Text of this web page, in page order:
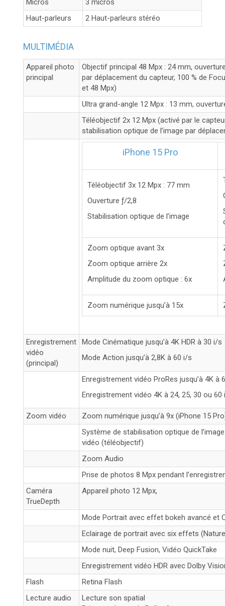
Micros
3 micros
Haut-parleurs
2 Haut-parleurs stéréo
MULTIMÉDIA
Appareil photo
principal
Objectif principal 48 Mpx : 24 mm,
par dépla­cement du capteur, 100 % de
et 48 Mpx)
Ultra grand-angle 12 Mpx : 13 mm,
Téléobjectif 2x 12 Mpx (activé par le
stabilisation optique de l’image par
iPhone 15 Pro
Téléobjectif 3x 12 Mpx : 77 mm
Ouverture ƒ/2,8
Stabilisation optique de l’image
Zoom optique avant 3x
Zoom optique arrière 2x
Amplitude du zoom optique : 6x
Zoom numérique jusqu’à 15x
Enregistrement
vidéo
(principal)
Mode Cinématique jusqu’à 4K HDR à 30 i/s
Mode Action jusqu’à 2,8K à 60 i/s
Enregistrement vidéo ProRes jusqu’à 4K
Enregistrement vidéo 4K à 24, 25, 30 ou 60
Zoom vidéo
Zoom numérique jusqu’à 9x (iPhone 15
Système de stabilisation optique de
vidéo (téléobjectif)
Zoom Audio
Prise de photos 8 Mpx pendant
Caméra
TrueDepth
Appareil photo 12 Mpx,
Mode Portrait avec effet bokeh avancé et
Eclairage de portrait avec six effets
Mode nuit, Deep Fusion, Vidéo QuickTake
Enregistrement vidéo HDR avec Dolby
Flash
Retina Flash
Lecture audio